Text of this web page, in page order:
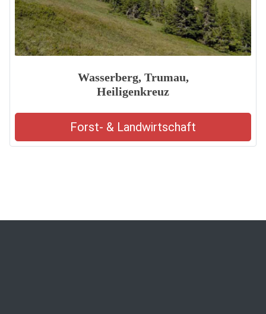
Wasserberg, Trumau,
Heiligenkreuz
Forst- & Landwirtschaft